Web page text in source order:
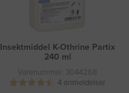
Insektmiddel K-Othrine Partix
240 ml
Varenummer: 3044268
4 anmeldelser